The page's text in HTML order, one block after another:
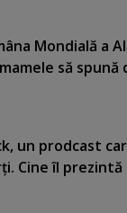
Mondială a
să spună
un prodcast
Cine îl prezintă